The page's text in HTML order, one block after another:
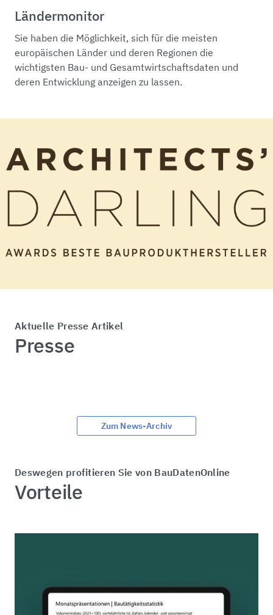
Ländermonitor
Sie haben die Möglichkeit, sich für die meisten
europäischen Länder und deren Regionen die
wichtigsten Bau- und Gesamtwirtschaftsdaten und
deren Entwicklung anzeigen zu lassen.
Aktuelle Presse Artikel
Presse
Zum News-Archiv
Deswegen profitieren Sie von BauDatenOnline
Vorteile